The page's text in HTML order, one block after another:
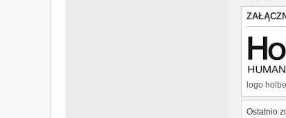
logo
Ostatnio